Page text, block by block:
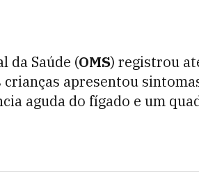
da Saúde (OMS) registrou
crianças apresentou
aguda do fígado e um